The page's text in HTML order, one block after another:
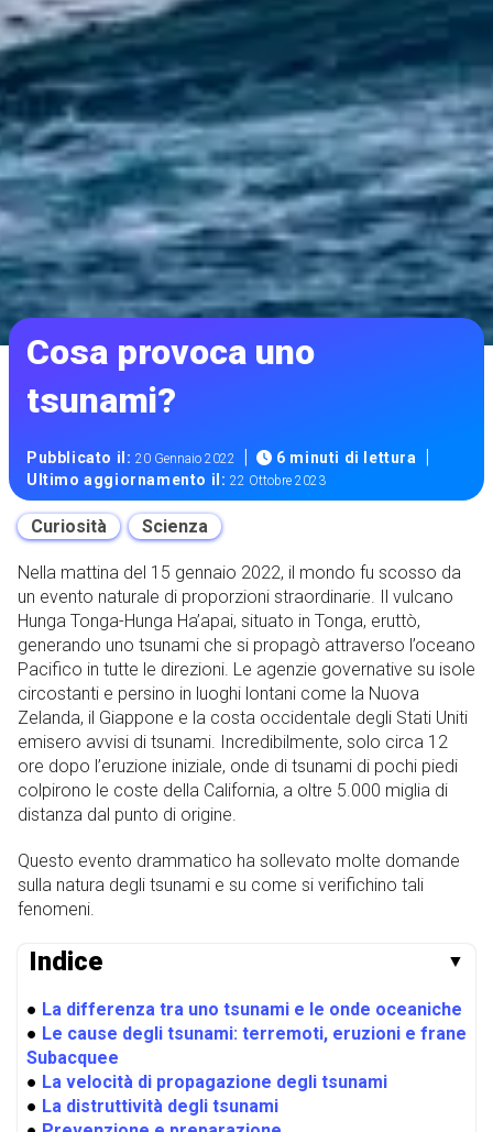
Cosa provoca uno
tsunami?
Pubblicato il:20 Gennaio 2022 | 6 minuti di lettura |
Ultimo aggiornamento il:22 Ottobre 2023
Curiosità Scienza
Nella mattina del 15 gennaio 2022, il mondo fu scosso da
un evento naturale di proporzioni straordinarie. Il vulcano
Hunga Tonga-Hunga Ha’apai, situato in Tonga, eruttò,
generando uno tsunami che si propagò attraverso l’oceano
Pacifico in tutte le direzioni. Le agenzie governative su isole
circostanti e persino in luoghi lontani come la Nuova
Zelanda, il Giappone e la costa occidentale degli Stati Uniti
emisero avvisi di tsunami. Incredibilmente, solo circa 12
ore dopo l’eruzione iniziale, onde di tsunami di pochi piedi
colpirono le coste della California, a oltre 5.000 miglia di
distanza dal punto di origine.
Questo evento drammatico ha sollevato molte domande
sulla natura degli tsunami e su come si verifichino tali
fenomeni.
Indice ▼
● La differenza tra uno tsunami e le onde oceaniche
● Le cause degli tsunami: terremoti, eruzioni e frane
Subacquee
● La velocità di propagazione degli tsunami
● La distruttività degli tsunami